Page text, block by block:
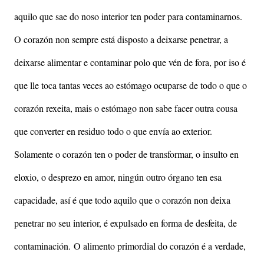
aquilo que sae do noso interior ten poder para contaminarnos.
O corazón non sempre está disposto a deixarse penetrar, a
deixarse alimentar e contaminar polo que vén de fora, por iso é
que lle toca tantas veces ao estómago ocuparse de todo o que o
corazón rexeita, mais o estómago non sabe facer outra cousa
que converter en residuo todo o que envía ao exterior.
Solamente o corazón ten o poder de transformar, o insulto en
eloxio, o desprezo en amor, ningún outro órgano ten esa
capacidade, así é que todo aquilo que o corazón non deixa
penetrar no seu interior, é expulsado en forma de desfeita, de
contaminación. O alimento primordial do corazón é a verdade,